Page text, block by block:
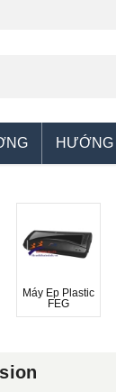
HƯỚNG
Máy Ép Plastic
FEG